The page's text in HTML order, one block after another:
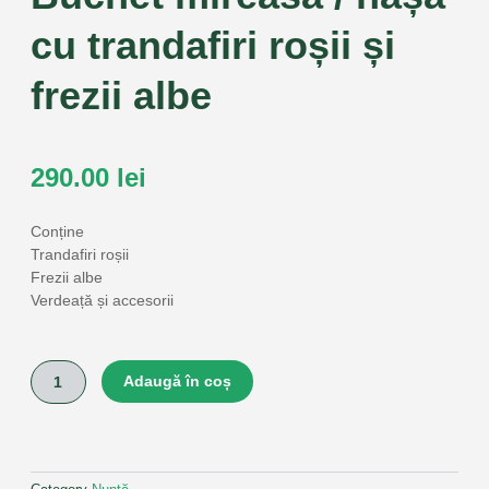
cu trandafiri roșii și
frezii albe
290.00 lei
Conține
Trandafiri roșii
Frezii albe
Verdeață și accesorii
Cantitate
Buchet
cu
Adaugă în coș